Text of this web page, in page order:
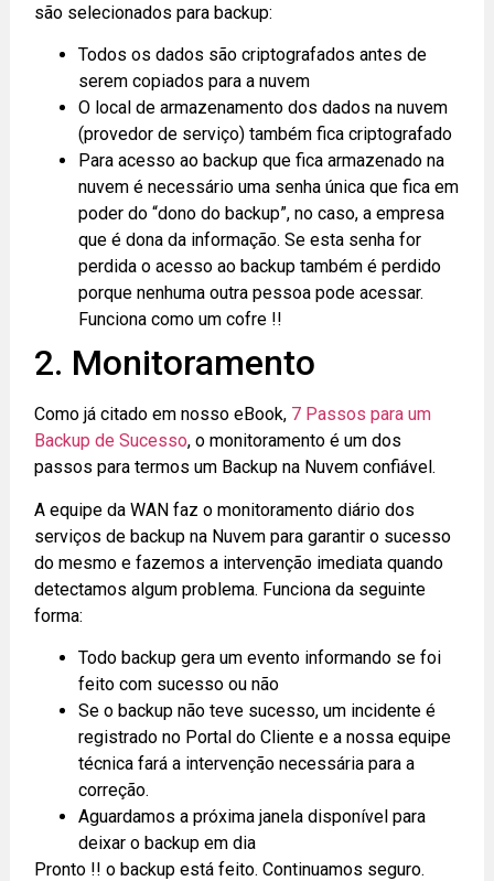
são selecionados para backup:
Todos os dados são criptografados antes de
serem copiados para a nuvem
O local de armazenamento dos dados na nuvem
(provedor de serviço) também fica criptografado
Para acesso ao backup que fica armazenado na
nuvem é necessário uma senha única que fica em
poder do “dono do backup”, no caso, a empresa
que é dona da informação. Se esta senha for
perdida o acesso ao backup também é perdido
porque nenhuma outra pessoa pode acessar.
Funciona como um cofre !!
2. Monitoramento
Como já citado em nosso eBook, 7 Passos para um
Backup de Sucesso, o monitoramento é um dos
passos para termos um Backup na Nuvem confiável.
A equipe da WAN faz o monitoramento diário dos
serviços de backup na Nuvem para garantir o sucesso
do mesmo e fazemos a intervenção imediata quando
detectamos algum problema. Funciona da seguinte
forma:
Todo backup gera um evento informando se foi
feito com sucesso ou não
Se o backup não teve sucesso, um incidente é
registrado no Portal do Cliente e a nossa equipe
técnica fará a intervenção necessária para a
correção.
Aguardamos a próxima janela disponível para
deixar o backup em dia
Pronto !! o backup está feito. Continuamos seguro.